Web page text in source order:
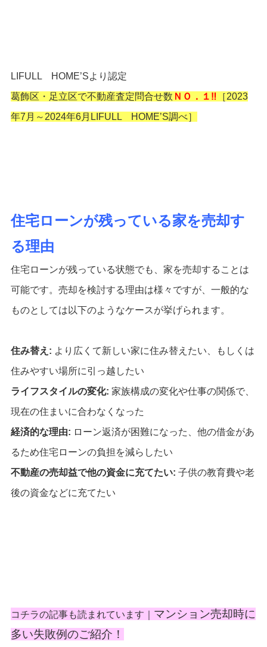
LIFULL HOME’Sより認定
葛飾区・足立区で不動産査定問合せ数 ＮＯ．１‼ ［2023
年7月～2024年6月LIFULL HOME’S調べ］
住宅ローンが残っている家を売却す
る理由
住宅ローンが残っている状態でも、家を売却することは
可能です。売却を検討する理由は様々ですが、一般的な
ものとしては以下のようなケースが挙げられます。
住み替え: より広くて新しい家に住み替えたい、もしくは
住みやすい場所に引っ越したい
ライフスタイルの変化: 家族構成の変化や仕事の関係で、
現在の住まいに合わなくなった
経済的な理由: ローン返済が困難になった、他の借金があ
るため住宅ローンの負担を減らしたい
不動産の売却益で他の資金に充てたい: 子供の教育費や老
後の資金などに充てたい
コチラの記事も読まれています｜ マンション売却時に
多い失敗例のご紹介！